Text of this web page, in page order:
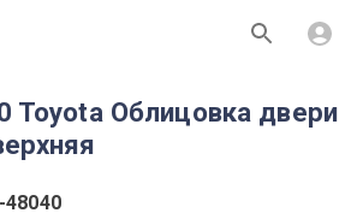
Toyota Облицовка двери
48040